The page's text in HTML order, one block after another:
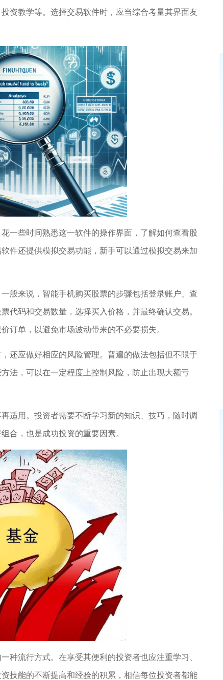
资教学等。选择交易软件时，应当综合考量其界面友
一些时间熟悉这一软件的操作界面，了解如何查看股
件还提供模拟交易功能，新手可以通过模拟交易来加
般来说，智能手机购买股票的步骤包括登录账户、查
代码和交易数量，选择买入价格，并最终确认交易。
订单，以避免市场波动带来的不必要损失。
还应做好相应的风险管理。普遍的做法包括但不限于
法，可以在一定程度上控制风险，防止出现大额亏
适用。投资者需要不断学习新的知识、技巧，随时调
合，也是成功投资的重要因素。
种流行方式。在享受其便利的投资者也应注重学习、
技能的不断提高和经验的积累，相信每位投资者都能